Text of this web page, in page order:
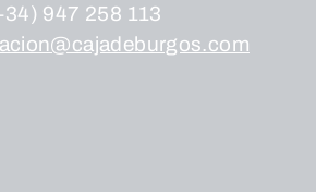
947 258 113